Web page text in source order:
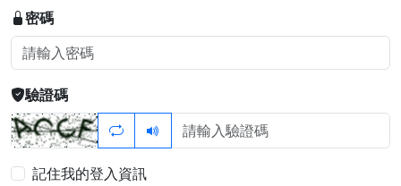
密碼
驗證碼
記住我的登入資訊